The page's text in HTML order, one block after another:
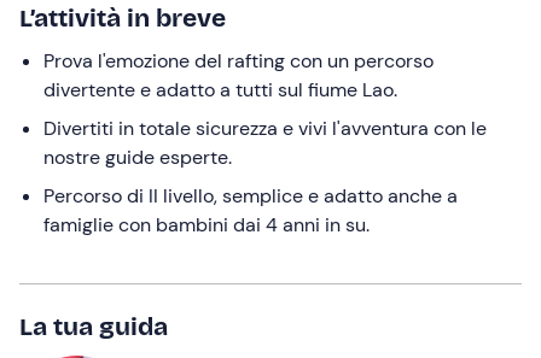
changing
dates.
L’attività in breve
Prova l'emozione del rafting con un percorso
divertente e adatto a tutti sul fiume Lao.
Divertiti in totale sicurezza e vivi l'avventura con le
nostre guide esperte.
Percorso di II livello, semplice e adatto anche a
famiglie con bambini dai 4 anni in su.
La tua guida